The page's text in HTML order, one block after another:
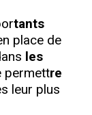
tants
place de
les
permettre
leur plus